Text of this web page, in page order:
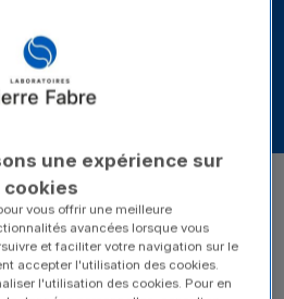
par AFNOR Certification
patient
une expérience sur
cookies
vous offrir une meilleure
avancées lorsque vous
et faciliter votre navigation sur le
accepter l'utilisation des cookies.
l'utilisation des cookies. Pour en